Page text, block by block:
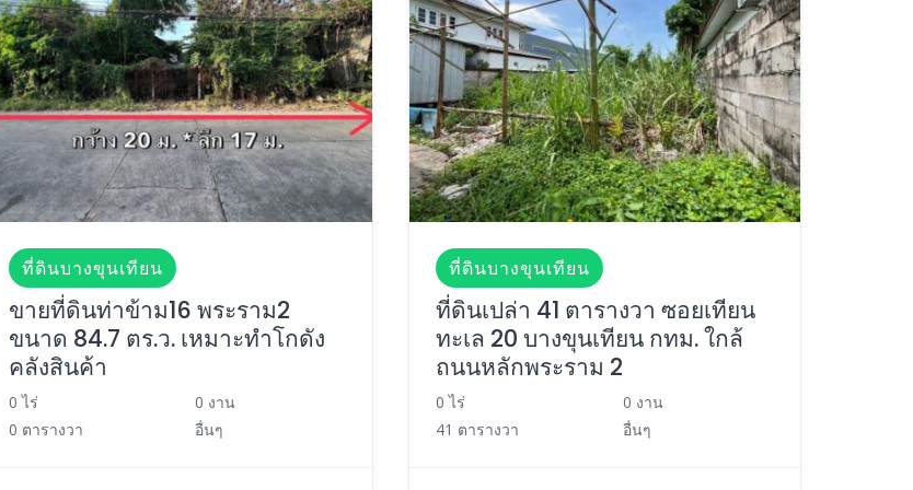
ที่ดินบางขุนเทียน
ขายที่ดินท่าข้าม16 พระราม2
ขนาด 84.7 ตร.ว. เหมาะทำโกดัง
คลังสินค้า
0 ไร่
0 งาน
0 ตารางวา
อื่นๆ
ที่ดินบางขุนเทียน
ที่ดินเปล่า 41 ตารางวา ซอยเทียน
ทะเล 20 บางขุนเทียน กทม. ใกล้
ถนนหลักพระราม 2
0 ไร่
0 งาน
41 ตารางวา
อื่นๆ